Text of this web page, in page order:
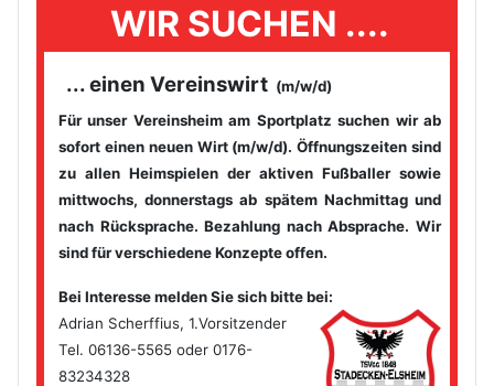
WIR SUCHEN ....
... einen Vereinswirt (m/w/d)
Für unser Vereinsheim am Sportplatz suchen wir ab
sofort einen neuen Wirt (m/w/d). Öffnungszeiten sind
zu allen Heimspielen der aktiven Fußballer sowie
mittwochs, donnerstags ab spätem Nachmittag und
nach Rücksprache. Bezahlung nach Absprache. Wir
sind für verschiedene Konzepte offen.
Bei Interesse melden Sie sich bitte bei:
Adrian Scherffius, 1.Vorsitzender
Tel. 06136-5565 oder 0176-
83234328